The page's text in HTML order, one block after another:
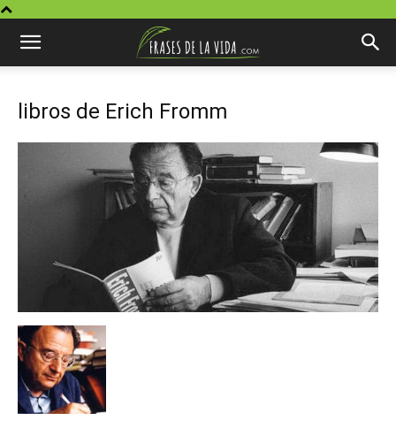
libros de Erich Fromm